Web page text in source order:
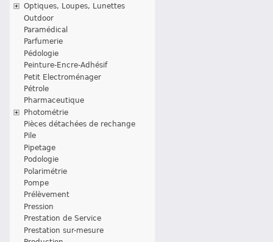
Optiques, Loupes, Lunettes
Outdoor
Paramédical
Parfumerie
Pédologie
Peinture-Encre-Adhésif
Petit Electroménager
Pétrole
Pharmaceutique
Photométrie
Pièces détachées de rechange
Pile
Pipetage
Podologie
Polarimétrie
Pompe
Prélèvement
Pression
Prestation de Service
Prestation sur-mesure